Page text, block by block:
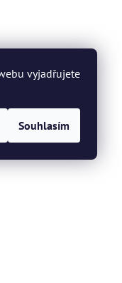
vyjadřujete
Souhlasím